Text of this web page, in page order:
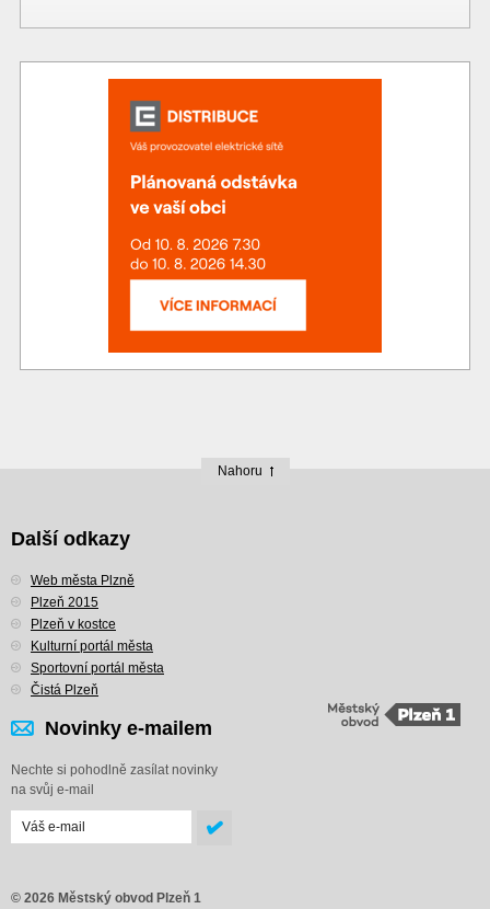
Nahoru
Další odkazy
Web města Plzně
Plzeň 2015
Plzeň v kostce
Kulturní portál města
Sportovní portál města
Čistá Plzeň
Novinky e-mailem
Nechte si pohodlně zasílat novinky
na svůj e-mail
© 2026 Městský obvod Plzeň 1